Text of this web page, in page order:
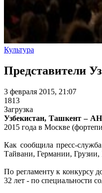
Культура
Представители
3 февраля 2015, 21:07
1813
Загрузка
Узбекистан, Ташкент –
2015 года в Москве
Как сообщила пресс-
Тайвани, Германии,
По регламенту к конкурсу
32 лет - по специальности